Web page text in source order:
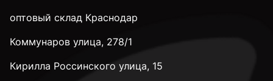
оптовый склад Краснодар
Коммунаров улица, 278/1
Кирилла Россинского улица, 15